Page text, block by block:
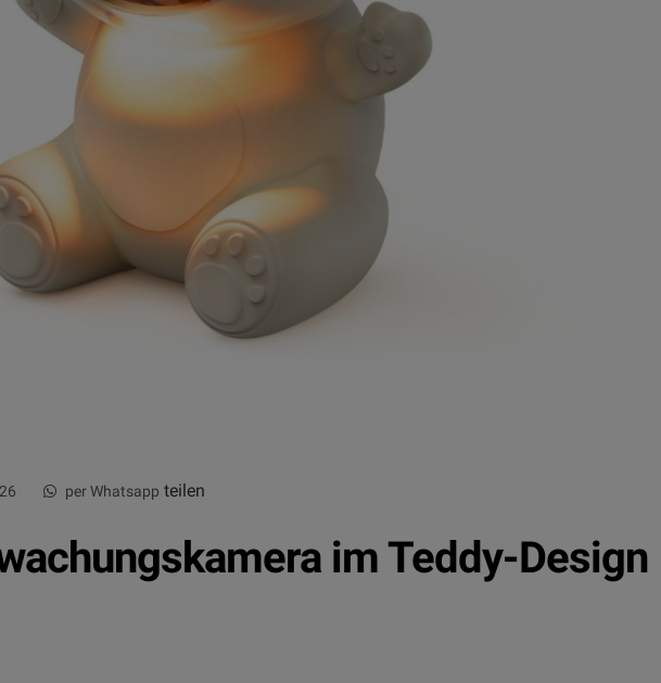
per Whatsapp teilen
im Teddy-Design